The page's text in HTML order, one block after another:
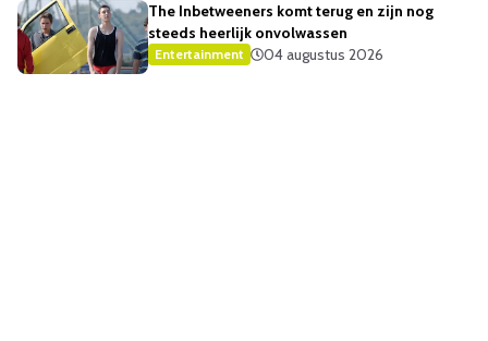
The Inbetweeners komt terug en zijn nog
steeds heerlijk onvolwassen
Entertainment 04 augustus 2026